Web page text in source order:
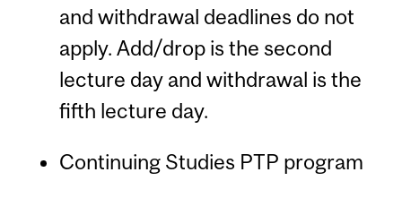
and withdrawal deadlines do not
apply. Add/drop is the second
lecture day and withdrawal is the
fifth lecture day.
Continuing Studies PTP program